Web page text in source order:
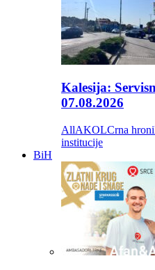
Kalesija:
07.08.2026
AllAKOLCrna
institucije
BiH